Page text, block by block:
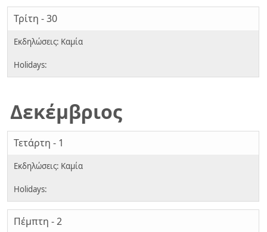
Τρίτη - 30
Δεκέμβριος
Τετάρτη - 1
Πέμπτη - 2